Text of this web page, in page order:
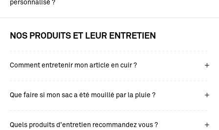
personnalisé ?
NOS PRODUITS ET LEUR ENTRETIEN
Comment entretenir mon article en cuir ?
Que faire si mon sac a été mouillé par la pluie ?
Quels produits d’entretien recommandez vous ?